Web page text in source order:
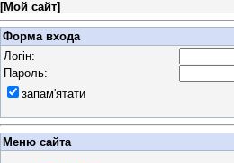
[Мой сайт]
Форма входа
Логін:
Пароль:
запам'ятати
Меню сайта